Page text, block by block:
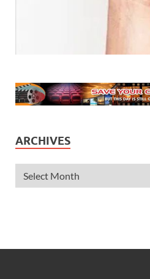
ARCHIVES